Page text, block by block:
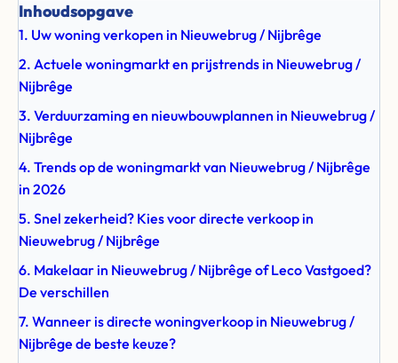
Inhoudsopgave
1. Uw woning verkopen in Nieuwebrug / Nijbrêge
2. Actuele woningmarkt en prijstrends in Nieuwebrug /
Nijbrêge
3. Verduurzaming en nieuwbouwplannen in Nieuwebrug /
Nijbrêge
4. Trends op de woningmarkt van Nieuwebrug / Nijbrêge
in 2026
5. Snel zekerheid? Kies voor directe verkoop in
Nieuwebrug / Nijbrêge
6. Makelaar in Nieuwebrug / Nijbrêge of Leco Vastgoed?
De verschillen
7. Wanneer is directe woningverkoop in Nieuwebrug /
Nijbrêge de beste keuze?